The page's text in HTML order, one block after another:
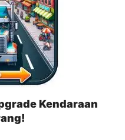
Kendaraan